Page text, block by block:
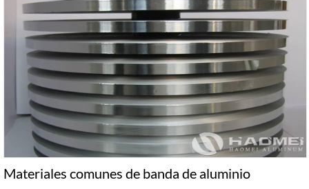
Materiales comunes de banda de aluminio